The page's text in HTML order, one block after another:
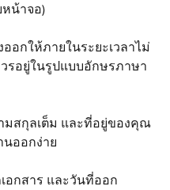
หน้าจอ)
อกให้ภายในระยะเวลาไม่
รอยู่ในรูปแบบอักษรภาษา
มสกุลเต็ม และที่อยู่ของคุณ
นออกง่าย
อกสาร และวันที่ออก